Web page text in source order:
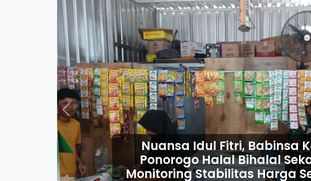
Idul Fitri, Babinsa Kodim
Halal Bihalal Sekaligus
Stabilitas Harga Sembako
Previous